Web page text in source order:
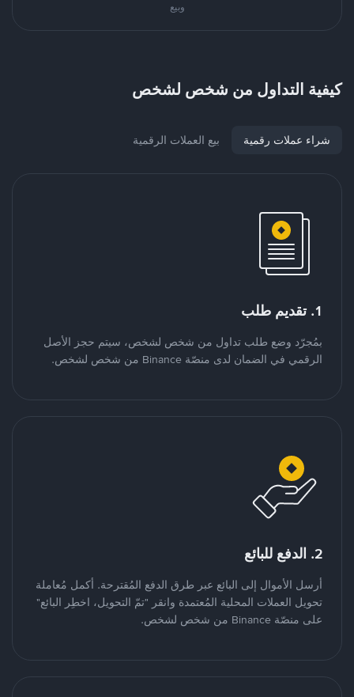
وبيع
كيفية التداول من شخص لشخص
شراء عملات رقمية بيع العملات الرقمية
1. تقديم طلب
بمُجرّد وضع طلب تداول من شخص لشخص، سيتم حجز الأصل
الرقمي في الضمان لدى منصّة Binance من شخص لشخص.
2. الدفع للبائع
أرسل الأموال إلى البائع عبر طرق الدفع المُقترحة. أكمل مُعاملة
تحويل العملات المحلية المُعتمدة وانقر "تمّ التحويل، اخطِر البائع"
على منصّة Binance من شخص لشخص.